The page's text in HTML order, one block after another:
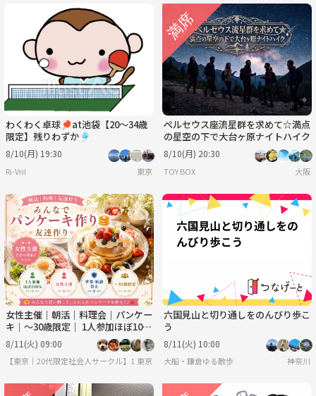
わくわく卓球🏓at池袋【20〜34歳
限定】残りわずか🎐
8/10(月) 19:30
Ri-Vril 東京
ペルセウス座流星群を求めて☆満点
の星空の下で大台ヶ原ナイトハイク
8/10(月) 20:30
TOY BOX 大阪
女性主催｜朝活｜料理会｜パンケー
キ｜〜30歳限定｜ 1人参加ほぼ10
0% ｜友達作り
8/11(火) 09:00
【東京｜20代限定社会人サークル】1人参加ほぼ100％｜少人数ゆる交流会
東京
六国見山と切り通しをのんびり歩こ
う
8/11(火) 10:00
大船・鎌倉ゆる散歩 神奈川